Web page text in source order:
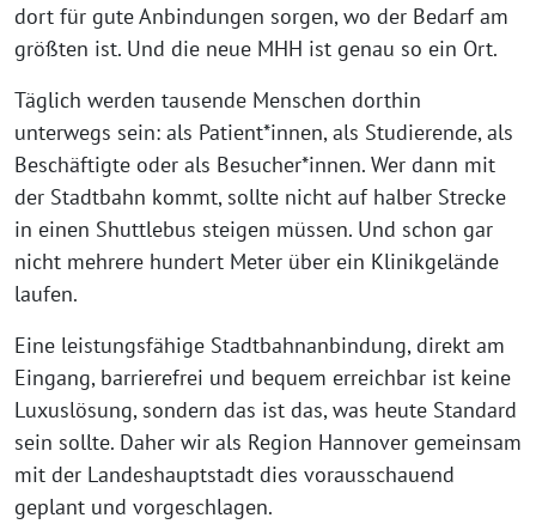
dort für gute Anbindungen sorgen, wo der Bedarf am
größten ist. Und die neue MHH ist genau so ein Ort.
Täglich werden tausende Menschen dorthin
unterwegs sein: als Patient*innen, als Studierende, als
Beschäftigte oder als Besucher*innen. Wer dann mit
der Stadtbahn kommt, sollte nicht auf halber Strecke
in einen Shuttlebus steigen müssen. Und schon gar
nicht mehrere hundert Meter über ein Klinikgelände
laufen.
Eine leistungsfähige Stadtbahnanbindung, direkt am
Eingang, barrierefrei und bequem erreichbar ist keine
Luxuslösung, sondern das ist das, was heute Standard
sein sollte. Daher wir als Region Hannover gemeinsam
mit der Landeshauptstadt dies vorausschauend
geplant und vorgeschlagen.